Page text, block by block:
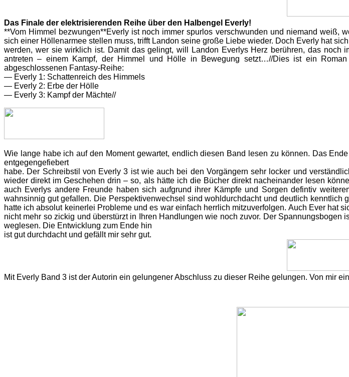
Das Finale der elektrisierenden Reihe über den Halbengel Everly!
**Vom Himmel bezwungen**Everly ist noch immer spurlos verschwunden und niemand weiß,
sich einer Höllenarmee stellen muss, trifft Landon seine große Liebe wieder. Doch Everly hat
werden, wer sie wirklich ist. Damit das gelingt, will Landon Everlys Herz berühren, das
antreten – einem Kampf, der Himmel und Hölle in Bewegung setzt…//Dies ist ein
abgeschlossenen Fantasy-Reihe:
— Everly 1: Schattenreich des Himmels
— Everly 2: Erbe der Hölle
— Everly 3: Kampf der Mächte//
Wie lange habe ich auf den Moment gewartet, endlich diesen Band lesen zu können. Das
entgegengefiebert
habe. Der Schreibstil von Everly 3 ist wie auch bei den Vorgängern sehr locker und
wieder direkt im Geschehen drin – so, als hätte ich die Bücher direkt nacheinander lesen
auch Everlys andere Freunde haben sich aufgrund ihrer Kämpfe und Sorgen defintiv
wahnsinnig gut gefallen. Die Perspektivenwechsel sind wohldurchdacht und deutlich
hatte ich absolut keinerlei Probleme und es war einfach herrlich mitzuverfolgen. Auch Ever
nicht mehr so zickig und überstürzt in Ihren Handlungen wie noch zuvor. Der
weglesen. Die Entwicklung zum Ende hin
ist gut durchdacht und gefällt mir sehr gut.
Mit Everly Band 3 ist der Autorin ein gelungener Abschluss zu dieser Reihe gelungen. Von mir